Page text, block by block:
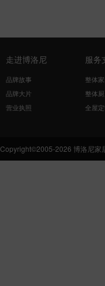
走进博洛尼
品牌故事
品牌大片
营业执照
服务
整体
整体
全屋
Copyright©2005-2026 博洛尼家